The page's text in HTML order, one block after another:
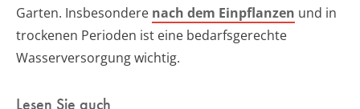
Garten. Insbesondere nach dem Einpflanzen und in
trockenen Perioden ist eine bedarfsgerechte
Wasserversorgung wichtig.
Lesen Sie auch